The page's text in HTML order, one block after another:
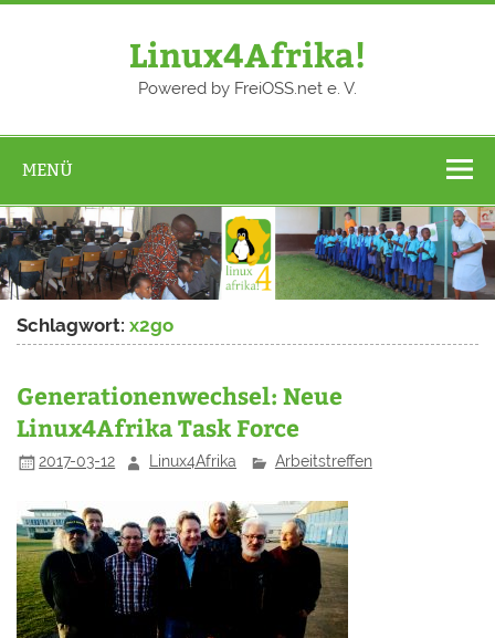
Zum
Linux4Afrika!
Powered by FreiOSS.net e. V.
MENÜ
Schlagwort:x2go
Generationenwechsel: Neue
Linux4Afrika Task Force
2017-03-12 Linux4Afrika Arbeitstreffen